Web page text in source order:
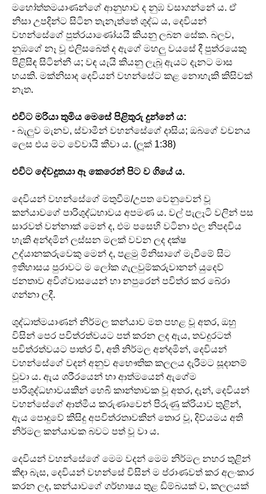
මහෝත්තමයාණන්ගේ ආනුභාව ද නුඹ වසාගන්නේ ය. ඒ
නිසා උපදින්ට සිටින තැනැත්තේ ශුද්ධ ය, දෙවියන්
වහන්සේගේ පුත්රයාණෝයයි කියනු ලබන සේක. බලව,
නුඹගේ නෑ වූ එලිසබෙත් ද ඇගේ මහලු වයසේ දී පුත්රයෙකු
පිළිසිඳ සිටින්නී ය; වඳ යැයි කියනු ලැබූ ඇයට දැනට මාස
හයකි. මක්නිසාද දෙවියන් වහන්සේට කළ නොහැකි කිසිවක්
නැත.
එවිට මරියා තුමිය මෙසේ පිළිතුරු දුන්නේ ය:
- බැලුව මැනව, ස්වාමීන් වහන්සේගේ දාසිය; ඔබගේ වචනය
ලෙස එය මට වේවායි කීවා ය. (ලූක් 1:38)
එවිට දේවදූතයා ඈ කෙරෙන් පිට ව ගියේ ය.
දෙවියන් වහන්සේගේ මතුවීම/උපත වෙනුවෙන් වූ
කන්යාවගේ පාරිශුද්ධභාවය අපමණ ය. වල් පැලෑටි වලින් පස
සාරවත් වන්නාක් මෙන් ද, එම පසෙහි වටිනා ඵල නිපදවිය
හැකි අන්දමින් ලස්සන මලක් වවන ලද දක්ෂ
උද්යානකරුවෙකු මෙන් ද, පළමු මිනිසාගේ මැවීමේ සිට
ඉතිහාසය පුරාවට ම ලෝක ගැලවුම්කරුවානන් යුදෙව්
ජනතාව අවිශ්වාසයෙන් හා නපුරෙන් පවිත්ර කර බේරා
ගන්නා ලදී.
ශුද්ධාත්මයාණන් නිර්මල කන්යාව මත පහළ වූ අතර, ඔහු
විසින් පෙර පවිත්රත්වයට පත් කරන ලද ඇය, තවදුරටත්
පවිත්රත්වයට පාත්ර වී, අති නිර්මල අන්දමින්, දෙවියන්
වහන්සේගේ වදන් අනුව අභෞතික කලලය දැරීමට සූදානම්
වූවා ය. ඇය ශරීරයෙන් හා ආත්මයෙන් ඇගේම
පාරිශුද්ධභාවයකින් හෙබි කාන්තාවක වූ අතර, දැන්, දෙවියන්
වහන්සේගේ ආත්මීය කරුණාවෙන් පිරුණු ක්රියාව තුළින්,
ඇය පොදුවේ කිසිදු අපවිත්රතාවකින් තොර වූ, දිව්යමය අති
නිර්මල කන්යාවක බවට පත් වූ වා ය.
දෙවියන් වහන්සේගේ මෙම වදන් මෙම නිර්මල නහර තුළින්
කිඳා බැස, දෙවියන් වහන්සේ විසින් ම ප්රාණවත් කර අලංකාර
කරන ලද, කන්යාවගේ ගර්භාෂය තුළ ඩිම්බයක් ව, කලලයක්